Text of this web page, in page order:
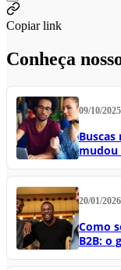
Copiar link
Conheça
09/10/2025
Buscas
mudou
20/01/2026
Como
B2B: o